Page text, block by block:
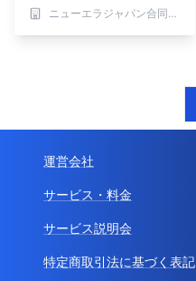
ニューエラジャパン合同会社
運営会社
サービス・料金
サービス説明会
特定商取引法に基づく表記